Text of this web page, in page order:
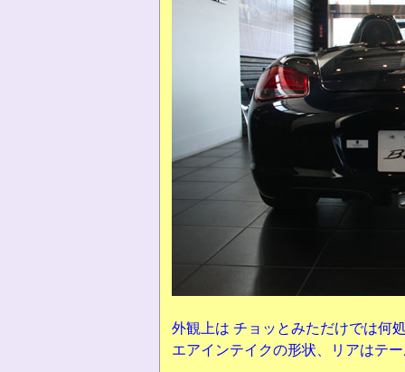
外観上は チョッとみただけでは何
エアインテイクの形状、リアはテ